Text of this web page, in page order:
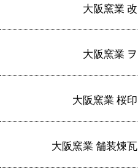
大阪窯業 改
大阪窯業 ヲ
大阪窯業 桜印
大阪窯業 舗装煉瓦